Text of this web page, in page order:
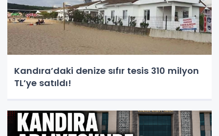
Kandıra’daki denize sıfır tesis 310 milyon
TL’ye satıldı!